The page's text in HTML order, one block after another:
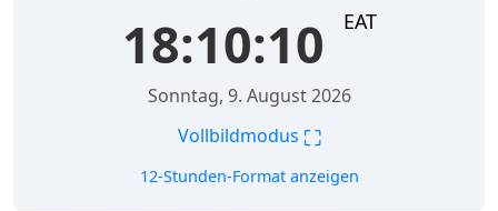
18:10:11 EAT
Sonntag, 9. August 2026
Vollbildmodus ⛶
12-Stunden-Format anzeigen